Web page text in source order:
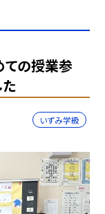
の授業参
いずみ学級